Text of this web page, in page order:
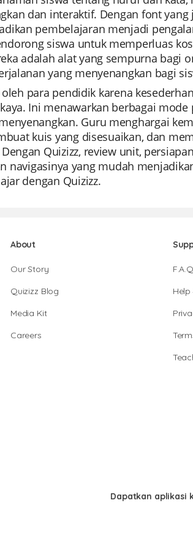
dan interaktif. Dengan font
pembelajaran menjadi
siswa untuk memperluas
adalah alat yang sempurna bagi
yang menyenangkan bagi
para pendidik karena
Ini menawarkan berbagai
Guru menghargai
kuis yang disesuaikan, dan
Quizizz, review unit,
navigasinya yang mudah
dengan Quizizz.
About
Our Story
Quizizz Blog
Media Kit
Careers
Dapatkan aplikasi